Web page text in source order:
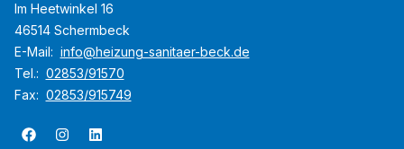
Im Heetwinkel 16
46514 Schermbeck
E-Mail: info@heizung-sanitaer-beck.de
Tel.: 02853/91570
Fax: 02853/915749